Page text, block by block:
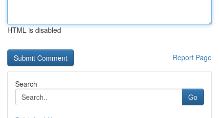
HTML is disabled
Report Page
Search
Go